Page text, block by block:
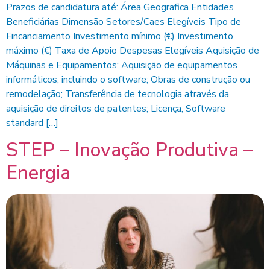
Prazos de candidatura até: Área Geografica Entidades
Beneficiárias Dimensão Setores/Caes Elegíveis Tipo de
Fincanciamento Investimento mínimo (€) Investimento
máximo (€) Taxa de Apoio Despesas Elegíveis Aquisição de
Máquinas e Equipamentos; Aquisição de equipamentos
informáticos, incluindo o software; Obras de construção ou
remodelação; Transferência de tecnologia através da
aquisição de direitos de patentes; Licença, Software
standard […]
STEP – Inovação Produtiva –
Energia